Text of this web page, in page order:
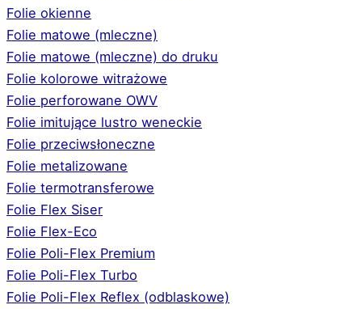
Folie okienne
Folie matowe (mleczne)
Folie matowe (mleczne) do druku
Folie kolorowe witrażowe
Folie perforowane OWV
Folie imitujące lustro weneckie
Folie przeciwsłoneczne
Folie metalizowane
Folie termotransferowe
Folie Flex Siser
Folie Flex-Eco
Folie Poli-Flex Premium
Folie Poli-Flex Turbo
Folie Poli-Flex Reflex (odblaskowe)